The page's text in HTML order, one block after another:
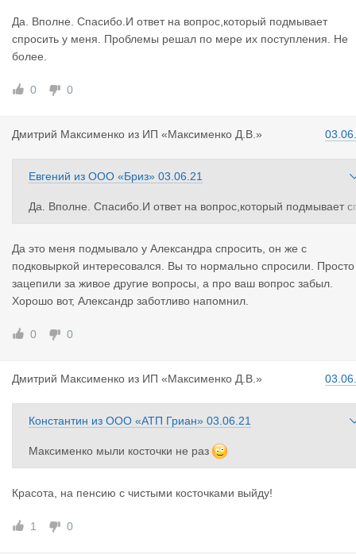
ет в размере своего уставного фонда.
Такой ответ годится?
и по вашей вине будет утрачен груз...но не буду спрашивать,
Да. Вполне. Спасибо.И ответ на вопрос,который подмывает
спросить у меня. Проблемы решал по мере их поступления. Не
более.
0 0
Дмитрий Максименко из ИП «Максименко Д.В.»
Евгений из ООО «Бриз» 03.06.21
Да. Вполне. Спасибо.И ответ на вопрос,который подмывает
Да это меня подмывало у Александра спросить, он же с
подковыркой интересовался. Вы то нормально спросили. Просто
зацепили за живое другие вопросы, а про ваш вопрос забыл.
Хорошо вот, Александр заботливо напомнил.
0 0
Дмитрий Максименко из ИП «Максименко Д.В.»
Константин из ООО «АТП Гриан» 03.06.21
Максименко мыли косточки не раз
Красота, на пенсию с чистыми косточками выйду!
1 0